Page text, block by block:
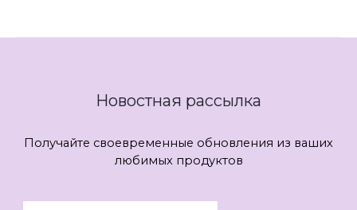
Новостная рассылка
Получайте своевременные обновления из ваших
любимых продуктов